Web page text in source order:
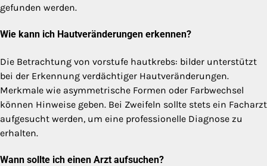
gefunden werden.
Wie kann ich Hautveränderungen erkennen?
Die Betrachtung von vorstufe hautkrebs: bilder unterstützt
bei der Erkennung verdächtiger Hautveränderungen.
Merkmale wie asymmetrische Formen oder Farbwechsel
können Hinweise geben. Bei Zweifeln sollte stets ein Facharzt
aufgesucht werden, um eine professionelle Diagnose zu
erhalten.
Wann sollte ich einen Arzt aufsuchen?